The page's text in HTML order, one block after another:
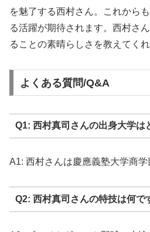
を魅了する西村さん。これから
る活躍が期待されます。西村さ
ることの素晴らしさを教えてくれ
よくある質問/Q&A
Q1: 西村真司さんの出身大学は
A1: 西村さんは慶應義塾大学商学
Q2: 西村真司さんの特技は何で